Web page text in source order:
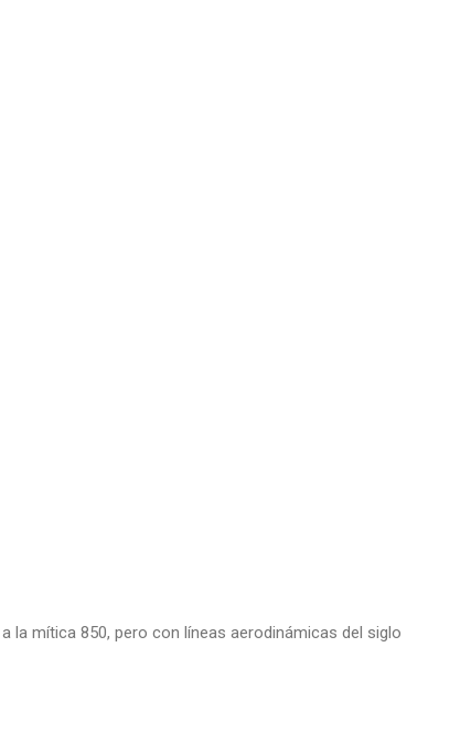
la mítica 850, pero con líneas aerodinámicas del siglo